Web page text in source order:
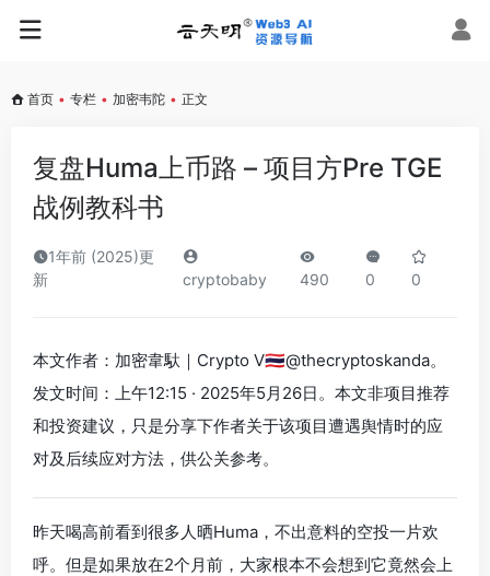
首页 • 专栏 • 加密韦陀 • 正文
复盘Huma上币路 – 项目方Pre TGE
战例教科书
1年前 (2025)更
新
cryptobaby 490 0 0
本文作者：加密韋馱｜Crypto V🇹🇭@thecryptoskanda。
发文时间：上午12:15 · 2025年5月26日。本文非项目推荐
和投资建议，只是分享下作者关于该项目遭遇舆情时的应
对及后续应对方法，供公关参考。
昨天喝高前看到很多人晒Huma，不出意料的空投一片欢
呼。但是如果放在2个月前，大家根本不会想到它竟然会上